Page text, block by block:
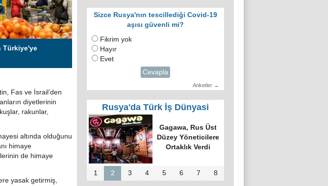
Türkiye'ye
Fas ve İsrail’den
diyetlerinin
rakunlar,
altında olduğunu
himaye
de himaye
yasak getirmiş,
Sizce Rusya'nın tescillediği Covid-19
aşısı güvenli mi?
Fikrim yok
Hayır
Evet
Cevapla
Anketler →
Rusya'da Türk İş Dünyasi
Gagawa, Rus Üst
Düzey Yöneticilere
Ortaklık Verdi
1 2 3 4 5 6 7 8